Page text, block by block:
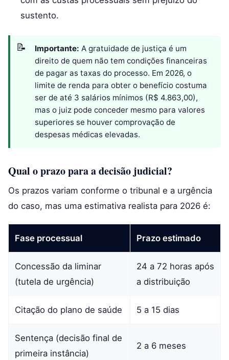
sustento.
Importante: A gratuidade de justiça é um
direito de quem não tem condições financeiras
de pagar as taxas do processo. Em 2026, o
limite de renda para obter o benefício costuma
ser de até 3 salários mínimos (R$ 4.863,00),
mas o juiz pode conceder mesmo para valores
superiores se houver comprovação de
despesas médicas elevadas.
Qual o prazo para a decisão judicial?
Os prazos variam conforme o tribunal e a urgência
do caso, mas uma estimativa realista para 2026 é:
Fase processual Prazo estimado
Concessão da liminar
(tutela de urgência)
24 a 72 horas após
a distribuição
Citação do plano de saúde 5 a 15 dias
Sentença (decisão final de
primeira instância)
2 a 6 meses